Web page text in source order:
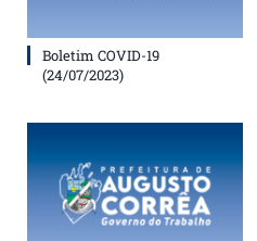
Boletim COVID-19
(24/07/2023)